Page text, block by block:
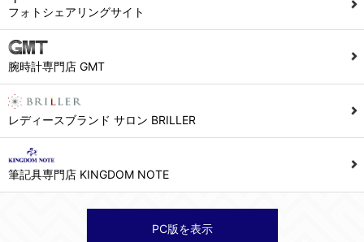
フォトシェアリングサイト
腕時計専門店 GMT
レディースブランド サロン BRILLER
筆記具専門店 KINGDOM NOTE
PC版を表示